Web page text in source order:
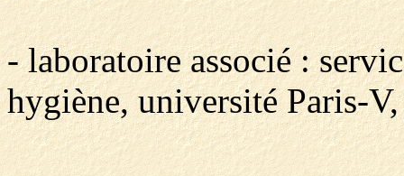
- laboratoire associé :
hygiène, université Paris-